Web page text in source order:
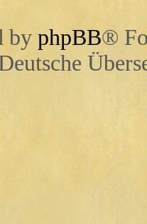
by phpBB®